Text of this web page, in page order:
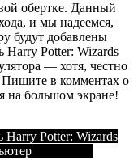
обертке. Данный
и мы надеемся,
будут добавлены
Potter: Wizards
— хотя, честно
Пишите в комментах о
на большом экране!
Harry Potter: Wizards